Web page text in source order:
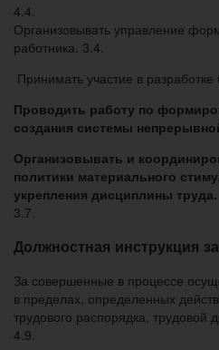
4.4.
Организовывать управление
работника. 3.4.
Принимать участие в
Проводить работу по
создания системы
Организовывать и
политики материального
укрепления дисциплины труда.
3.7.
Должностная инструкция
За совершенные в процессе
в пределах, определенных
трудового распорядка, трудовой
4.9.